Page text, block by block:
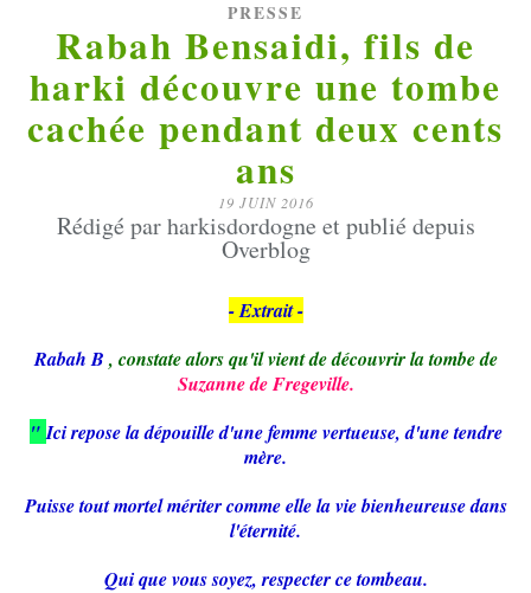
PRESSE
Rabah Bensaidi, fils de
harki découvre une tombe
cachée pendant deux cents
ans
19 JUIN 2016
Rédigé par harkisdordogne et publié depuis
Overblog
- Extrait -
Rabah B, constate alors qu'il vient de découvrir la tombe de
Suzanne de Fregeville.
"Ici repose la dépouille d'une femme vertueuse, d'une tendre
mère.
Puisse tout mortel mériter comme elle la vie bienheureuse dans
l'éternité.
Qui que vous soyez, respecter ce tombeau.